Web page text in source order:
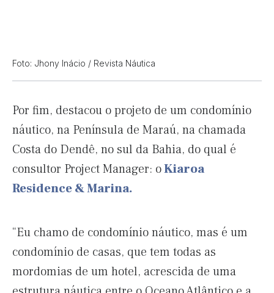
Foto: Jhony Inácio / Revista Náutica
Por fim, destacou o projeto de um condomínio
náutico, na Península de Maraú, na chamada
Costa do Dendê, no sul da Bahia, do qual é
consultor Project Manager: oKiaroa
Residence & Marina.
“Eu chamo de condomínio náutico, mas é um
condomínio de casas, que tem todas as
mordomias de um hotel, acrescida de uma